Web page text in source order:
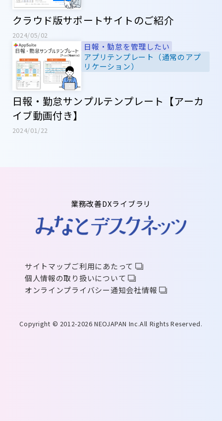
クラウド版サポートサイトのご紹介
2024/05/02
日報・勤怠を管理したい
アプリテンプレート（通常のアプ
リケーション）
日報・勤怠サンプルテンプレート【アーカ
イブ動画付き】
2024/01/22
業務改善DXライブラリ
サイトマップご利用にあたって
個人情報の取り扱いについて
オンラインプライバシー通知会社情報
Copyright © 2012-2026 NEOJAPAN Inc.All Rights Reserved.